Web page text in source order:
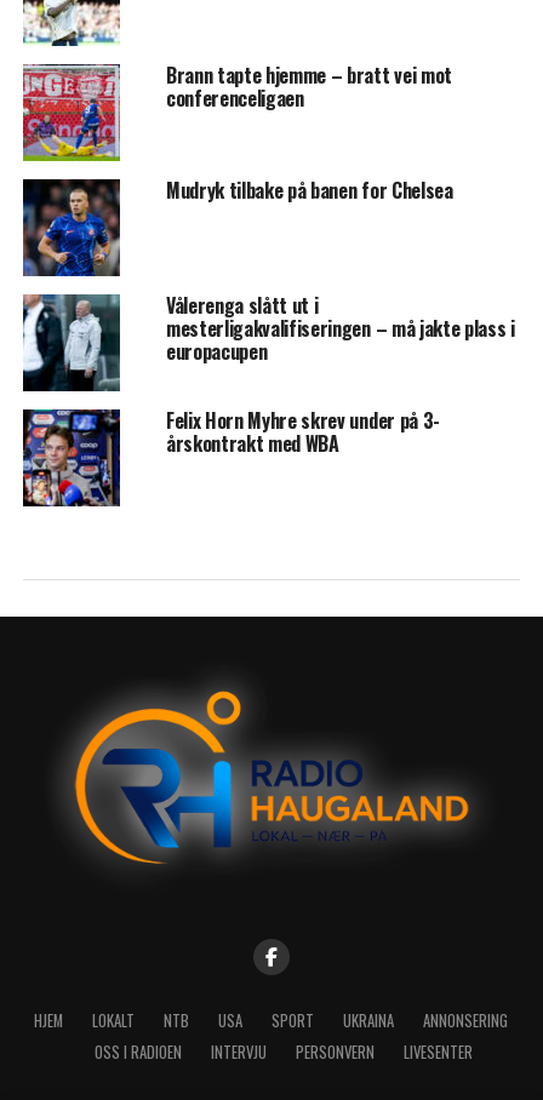
Brann tapte hjemme – bratt vei mot
conferenceligaen
Mudryk tilbake på banen for Chelsea
Vålerenga slått ut i
mesterligakvalifiseringen – må jakte plass i
europacupen
Felix Horn Myhre skrev under på 3-
årskontrakt med WBA
HJEM LOKALT NTB USA SPORT UKRAINA
ANNONSERING
OSS I RADIOEN
INTERVJU PERSONVERN LIVESENTER